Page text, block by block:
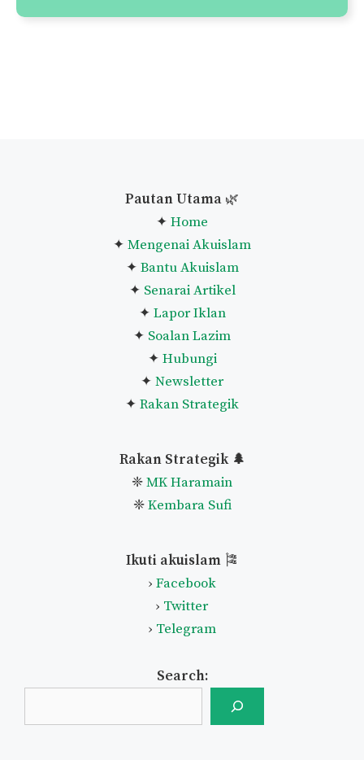
Pautan Utama 🌿
✦ Home
✦ Mengenai Akuislam
✦ Bantu Akuislam
✦ Senarai Artikel
✦ Lapor Iklan
✦ Soalan Lazim
✦ Hubungi
✦ Newsletter
✦ Rakan Strategik
Rakan Strategik 🌲
❈MK Haramain
❈Kembara Sufi
Ikuti akuislam 🎏
› Facebook
› Twitter
› Telegram
Search: